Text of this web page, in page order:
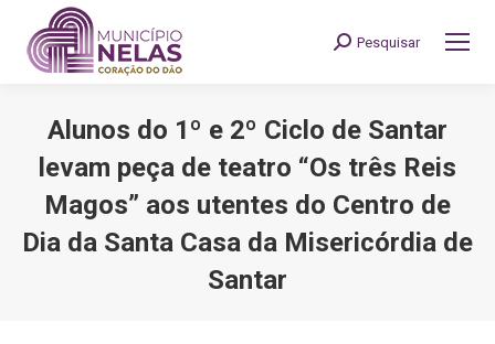
Search:
Pesquisar
Alunos do 1º e 2º Ciclo de Santar
levam peça de teatro “Os três Reis
Magos” aos utentes do Centro de
Dia da Santa Casa da Misericórdia de
Santar